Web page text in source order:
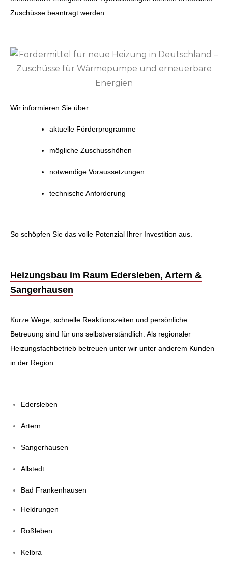
Zuschüsse beantragt werden.
Wir informieren Sie über:
aktuelle Förderprogramme
mögliche Zuschusshöhen
notwendige Voraussetzungen
technische Anforderung
So schöpfen Sie das volle Potenzial Ihrer Investition aus.
Heizungsbau im Raum Edersleben, Artern &
Sangerhausen
Kurze Wege, schnelle Reaktionszeiten und persönliche
Betreuung sind für uns selbstverständlich. Als regionaler
Heizungsfachbetrieb betreuen unter wir unter anderem Kunden
in der Region:
Edersleben
Artern
Sangerhausen
Allstedt
Bad Frankenhausen
Heldrungen
Roßleben
Kelbra